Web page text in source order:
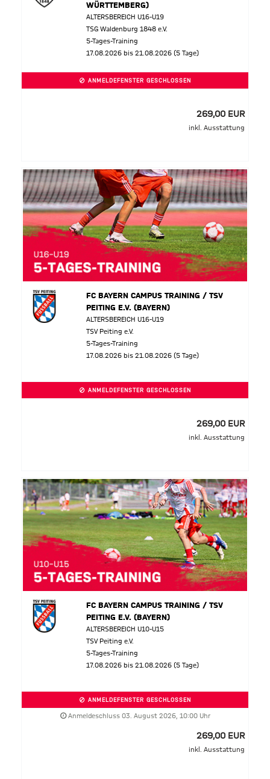
WÜRTTEMBERG)
ALTERSBEREICH U16-U19
TSG Waldenburg 1848 e.V.
5-Tages-Training
17.08.2026 bis 21.08.2026 (5 Tage)
ANMELDEFENSTER GESCHLOSSEN
269,00 EUR
inkl. Ausstattung
FC BAYERN CAMPUS TRAINING / TSV
PEITING E.V. (BAYERN)
ALTERSBEREICH U16-U19
TSV Peiting e.V.
5-Tages-Training
17.08.2026 bis 21.08.2026 (5 Tage)
ANMELDEFENSTER GESCHLOSSEN
269,00 EUR
inkl. Ausstattung
FC BAYERN CAMPUS TRAINING / TSV
PEITING E.V. (BAYERN)
ALTERSBEREICH U10-U15
TSV Peiting e.V.
5-Tages-Training
17.08.2026 bis 21.08.2026 (5 Tage)
ANMELDEFENSTER GESCHLOSSEN
Anmeldeschluss 03. August 2026, 10:00 Uhr
269,00 EUR
inkl. Ausstattung